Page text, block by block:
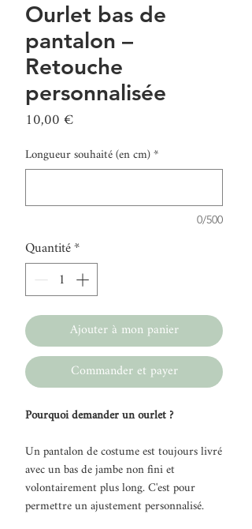
Ourlet bas de
pantalon –
Retouche
personnalisée
10,00 €Prix
Longueur souhaité (en cm)*
0/500
Quantité*
Ajouter à mon panier
Commander et payer
Pourquoi demander un ourlet ?
Un pantalon de costume est toujours livré
avec un bas de jambe non fini et
volontairement plus long. C'est pour
permettre un ajustement personnalisé.